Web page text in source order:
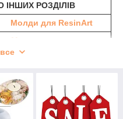
ІНШИХ РОЗДІЛІВ
Молди для ResinArt
Молди для прикрас
Гліттер і блискітки
Пігменти що спливають